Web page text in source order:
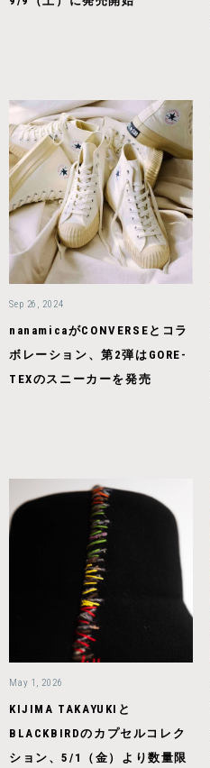
Sep 26, 2024
nanamicaがCONVERSEとコラ
ボレーション、第2弾はGORE-
TEXのスニーカーを発売
May 1, 2026
KIJIMA TAKAYUKIと
BLACKBIRDのカプセルコレク
ション、5/1（金）より数量限